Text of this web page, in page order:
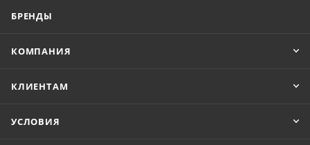
БРЕНДЫ
КОМПАНИЯ
КЛИЕНТАМ
УСЛОВИЯ